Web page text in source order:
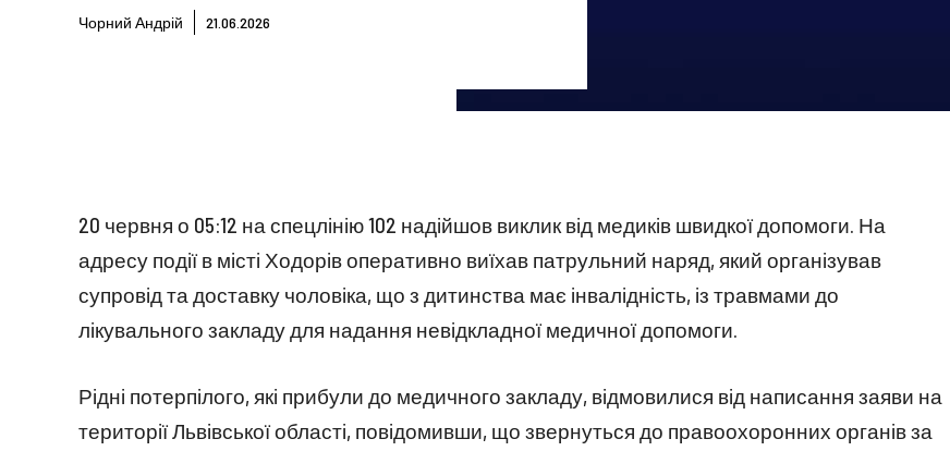
Чорний Андрій 21.06.2026
20 червня о 05:12 на спецлінію 102 надійшов виклик від медиків швидкої допомоги. На
адресу події в місті Ходорів оперативно виїхав патрульний наряд, який організував
супровід та доставку чоловіка, що з дитинства має інвалідність, із травмами до
лікувального закладу для надання невідкладної медичної допомоги.
Рідні потерпілого, які прибули до медичного закладу, відмовилися від написання заяви на
території Львівської області, повідомивши, що звернуться до правоохоронних органів за